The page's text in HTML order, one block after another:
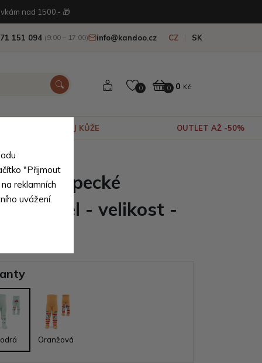
nad 1500,- 🎁
151 094 (9:00 – 17:00) info@kandoo.cz CZ SK
0 0 0 Kč
VÝPRODEJ KŮŽE OUTLET AŽ -50%
chlapecké
Mikael - velikost -
Oranžová
"Přijmout
reklamních
uvážení.